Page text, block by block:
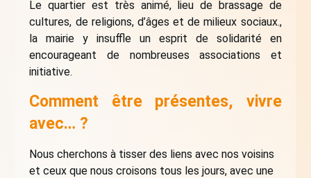
Le quartier est très animé, lieu de brassage de
cultures, de religions, d’âges et de milieux sociaux.,
la mairie y insuffle un esprit de solidarité en
encourageant de nombreuses associations et
initiative.
Comment être présentes, vivre
avec… ?
Nous cherchons à tisser des liens avec nos voisins
et ceux que nous croisons tous les jours, avec une